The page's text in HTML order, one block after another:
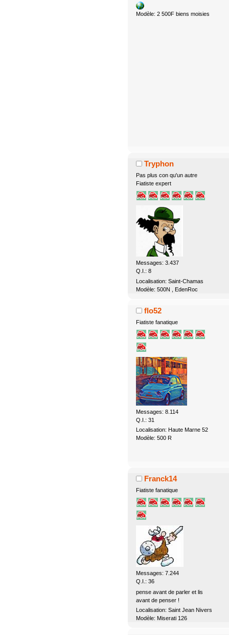
Modèle: 2 500F biens moisies
Tryphon
Pas plus con qu'un autre
Fiatiste expert
Messages: 3.437
Q.I.: 8
Localisation: Saint-Chamas
Modèle: 500N , EdenRoc
flo52
Fiatiste fanatique
Messages: 8.114
Q.I.: 31
Localisation: Haute Marne 52
Modèle: 500 R
Franck14
Fiatiste fanatique
Messages: 7.244
Q.I.: 36
pense avant de parler et lis
avant de penser !
Localisation: Saint Jean Nivers
Modèle: Miserati 126